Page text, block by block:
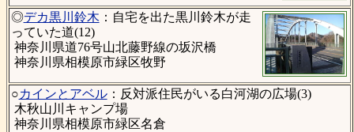
◎デカ黒川鈴木 ：自宅を出た黒川鈴木が走
っていた道(12)
神奈川県道76号山北藤野線の坂沢橋
神奈川県相模原市緑区牧野
○カインとアベル：反対派住民がいる白河湖の広場(3)
木秋山川キャンプ場
神奈川県相模原市緑区名倉